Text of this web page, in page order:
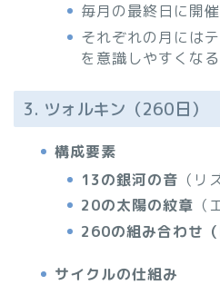
毎月の最終日に開催
それぞれの月には
を意識しやすくなる
3. ツォルキン（260日）
構成要素
13の銀河の音 （リ
20の太陽の紋章 （
260の組み合わせ
サイクルの仕組み